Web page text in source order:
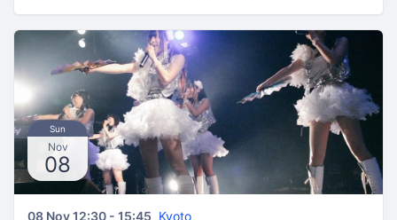
Sun
Nov
08
08 Nov 12:30 - 15:45 Kyoto